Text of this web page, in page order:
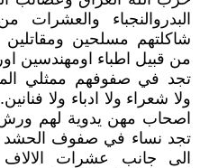
البدروالنجباء
شاكلتهم مسلحين
من قبيل اطباء اومهندسين
تجد في صفوفهم ممثلي
ولا شعراء ولا ادباء ولا
اصحاب مهن يدوية لهم
تجد نساء في صفوف الحشد
الى جانب عشرات الالاف